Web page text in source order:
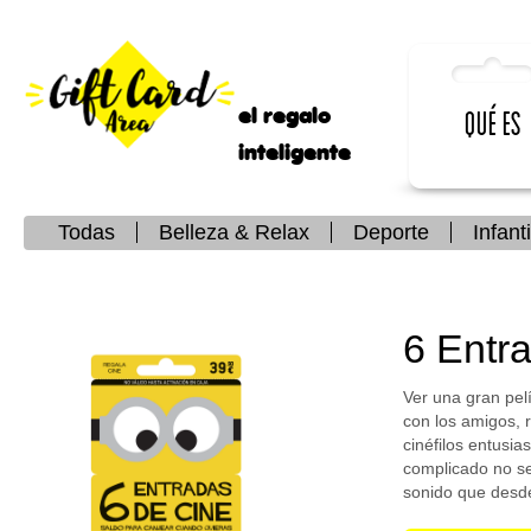
el regalo
inteligente
Qué es
Todas Belleza & Relax Deporte
6
Ver una gran
con los amigos,
cinéfilos
complicado no
sonido que